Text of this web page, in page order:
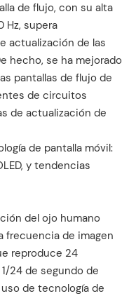
de flujo, con su alta
Hz, supera
actualización de las
hecho, se ha mejorado
pantallas de flujo de
de circuitos
de actualización de
del ojo humano
frecuencia de imagen
reproduce 24
24 de segundo de
de tecnología de